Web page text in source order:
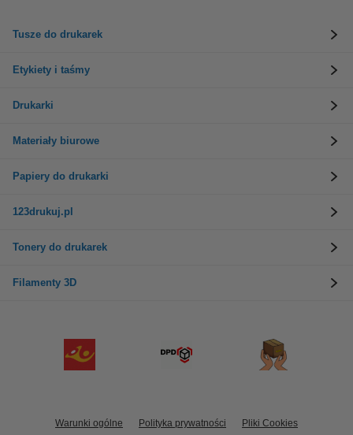
Tusze do drukarek
Etykiety i taśmy
Drukarki
Materiały biurowe
Papiery do drukarki
123drukuj.pl
Tonery do drukarek
Filamenty 3D
Warunki ogólne Polityka prywatności Pliki Cookies